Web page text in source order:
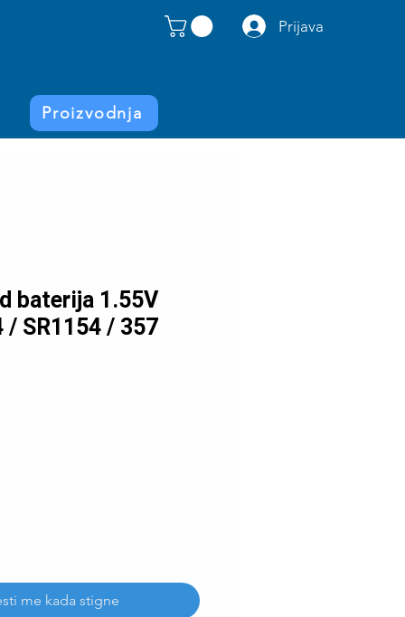
Prijava
Proizvodnja
baterija 1.55V
/ SR1154 / 357
me kada stigne